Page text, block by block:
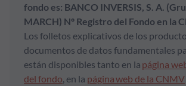
fondo es: BANCO INVERSIS, S. A.
MARCH) Nº Registro del Fondo en la
Los folletos explicativos de los
documentos de datos fundamentales
están disponibles tanto en la página
del fondo, en la página web de la CNMV